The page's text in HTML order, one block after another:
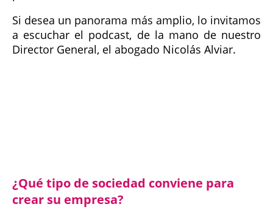
Si desea un panorama más amplio, lo invitamos
a escuchar el podcast, de la mano de nuestro
Director General, el abogado Nicolás Alviar.
¿Qué tipo de sociedad conviene para
crear su empresa?